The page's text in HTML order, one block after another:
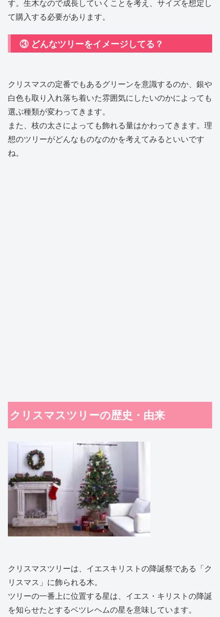
す。生木なので成長していくことを考え、サイズを想定し
て購入する必要があります。
③ どんなツリーをイメージしてる？
クリスマスの定番でもあるグリーンを意識するのか、銀や
白色も取り入れ落ち着いた雰囲気にしたいのかによっても
選ぶ種類が変わってきます。
また、枝の太さによっても飾れる量はかわってきます。理
想のツリーがどんなものなのかを考えてみるといいです
ね。
クリスマスツリーの歴史・由来
クリスマスツリーは、イエスキリストの降誕祭である「ク
リスマス」に飾られる木。
ツリーの一番上に位置する星は、イエス・キリストの降誕
を知らせたとするベツレヘムの星を意味しています。